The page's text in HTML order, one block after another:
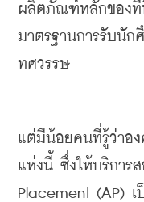
ผลิตภัณฑ์หลักของที่
มาตรฐานการรับนัก
ทศวรรษ
แต่มีน้อยคนที่รู้ว่าอง
แห่งนี้ ซึ่งให้บริการ
Placement (AP) เ